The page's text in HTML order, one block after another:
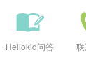
Hellokid问答